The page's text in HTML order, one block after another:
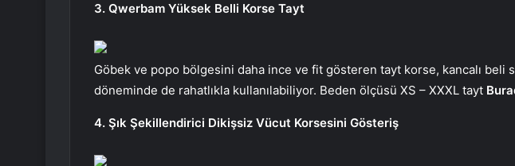
3. Qwerbam Yüksek Belli Korse Tayt
Göbek ve popo bölgesini daha ince ve fit gösteren tayt korse, kancalı beli
döneminde de rahatlıkla kullanılabiliyor. Beden ölçüsü XS – XXXL tayt
4. Şık Şekillendirici Dikişsiz Vücut Korsesini Gösteriş